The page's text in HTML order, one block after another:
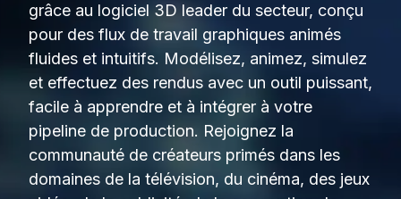
grâce au logiciel 3D leader du secteur, conçu
pour des flux de travail graphiques animés
fluides et intuitifs. Modélisez, animez, simulez
et effectuez des rendus avec un outil puissant,
facile à apprendre et à intégrer à votre
pipeline de production. Rejoignez la
communauté de créateurs primés dans les
domaines de la télévision, du cinéma, des jeux